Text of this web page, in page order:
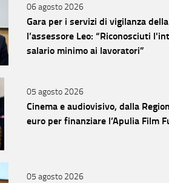
06 agosto 2026
Gara per i servizi di vigilanza
l’assessore Leo: “Riconosciuti
salario minimo ai lavoratori”
05 agosto 2026
Cinema e audiovisivo, dalla
euro per finanziare l’Apulia Film
05 agosto 2026